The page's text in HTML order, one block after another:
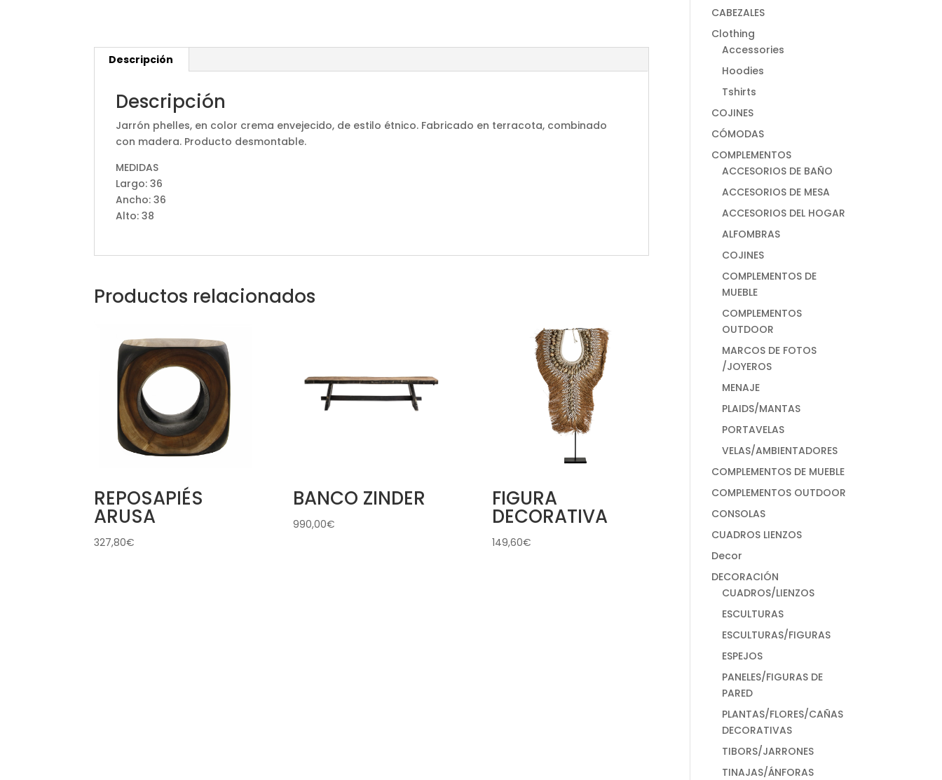
Descripción
Descripción
Jarrón phelles, en color crema envejecido, de estilo étnico. Fabricado en terracota, combinado
con madera. Producto desmontable.
MEDIDAS
Largo: 36
Ancho: 36
Alto: 38
Productos relacionados
REPOSAPIÉS
ARUSA
327,80€
BANCO ZINDER
990,00€
FIGURA
DECORATIVA
149,60€
CABEZALES
Clothing
Accessories
Hoodies
Tshirts
COJINES
CÓMODAS
COMPLEMENTOS
ACCESORIOS DE BAÑO
ACCESORIOS DE MESA
ACCESORIOS DEL HOGAR
ALFOMBRAS
COJINES
COMPLEMENTOS DE
MUEBLE
COMPLEMENTOS
OUTDOOR
MARCOS DE FOTOS
/JOYEROS
MENAJE
PLAIDS/MANTAS
PORTAVELAS
VELAS/AMBIENTADORES
COMPLEMENTOS DE MUEBLE
COMPLEMENTOS OUTDOOR
CONSOLAS
CUADROS LIENZOS
Decor
DECORACIÓN
CUADROS/LIENZOS
ESCULTURAS
ESCULTURAS/FIGURAS
ESPEJOS
PANELES/FIGURAS DE
PARED
PLANTAS/FLORES/CAÑAS
DECORATIVAS
TIBORS/JARRONES
TINAJAS/ÁNFORAS